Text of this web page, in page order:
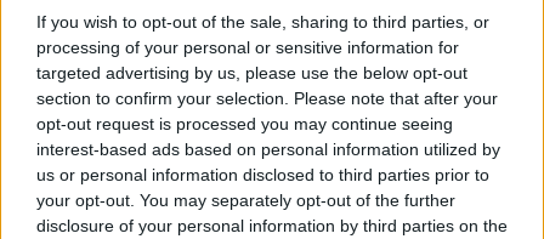
If you wish to opt-out of the sale, sharing to third parties, or
processing of your personal or sensitive information for
targeted advertising by us, please use the below opt-out
section to confirm your selection. Please note that after your
opt-out request is processed you may continue seeing
interest-based ads based on personal information utilized by
us or personal information disclosed to third parties prior to
your opt-out. You may separately opt-out of the further
disclosure of your personal information by third parties on the